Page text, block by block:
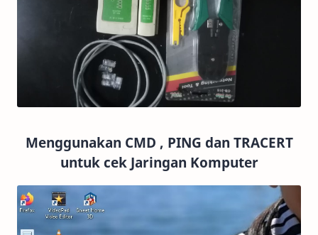
Menggunakan CMD , PING dan TRACERT
untuk cek Jaringan Komputer